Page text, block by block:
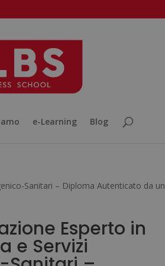
e-Learning Blog
Sanitari – Diploma Autenticato da un
Esperto in
e Servizi